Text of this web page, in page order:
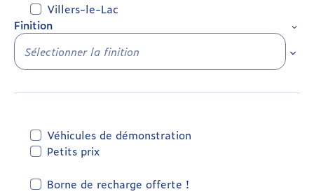
Villers-le-Lac
Finition
Véhicules de démonstration
Petits prix
Borne de recharge offerte !